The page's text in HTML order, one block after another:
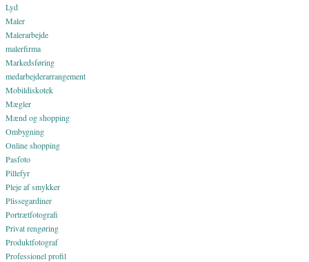
Lyd
Maler
Malerarbejde
malerfirma
Markedsføring
medarbejderarrangement
Mobildiskotek
Mægler
Mænd og shopping
Ombygning
Online shopping
Pasfoto
Pillefyr
Pleje af smykker
Plissegardiner
Portrætfotografi
Privat rengøring
Produktfotograf
Professionel profil